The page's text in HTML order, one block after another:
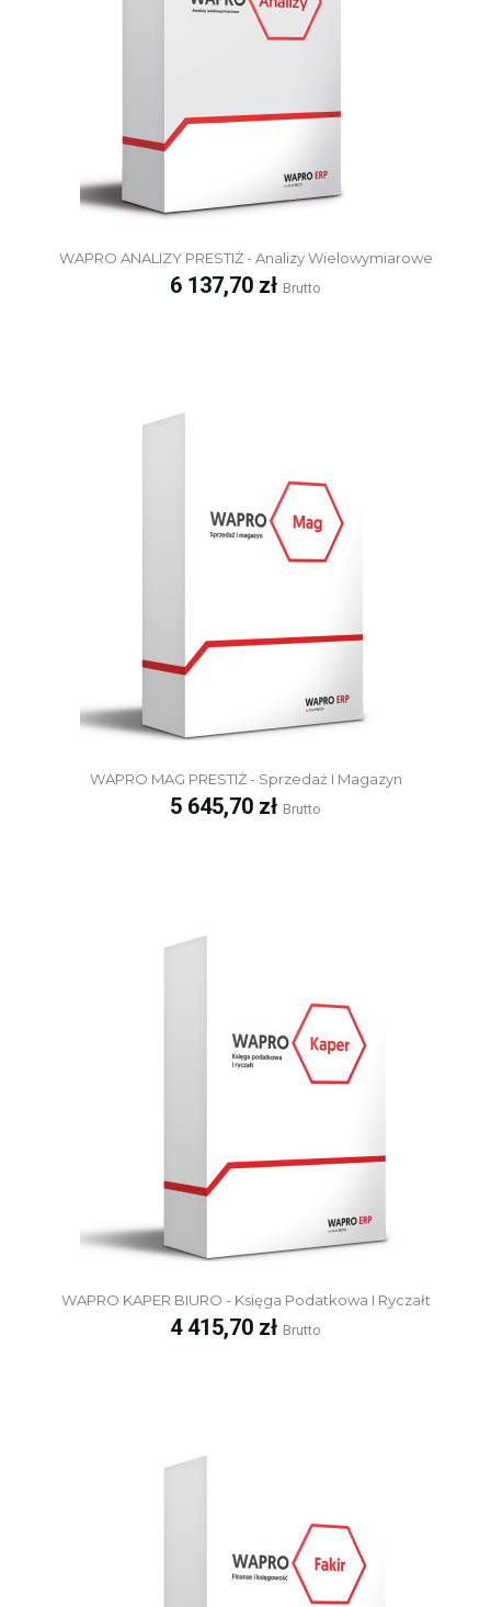
WAPRO ANALIZY PRESTIŻ - Analizy Wielowymiarowe
Cena
6 137,70 zł Brutto
WAPRO MAG PRESTIŻ - Sprzedaż I Magazyn
Cena
5 645,70 zł Brutto
WAPRO KAPER BIURO - Księga Podatkowa I Ryczałt
Cena
4 415,70 zł Brutto